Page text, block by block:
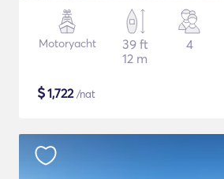
Motoryacht
39 ft
12 m
4
$1,722/nat